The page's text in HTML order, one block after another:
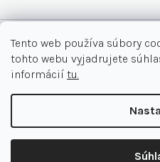
Tento web používa súbory
tohto webu vyjadrujete
informácií tu.
e
O NÁKUPE
Moja objednávka
Najčastejšie otázky
Obchodné podmienky
INFORMÁCIE
Akcie
044/32 40 321